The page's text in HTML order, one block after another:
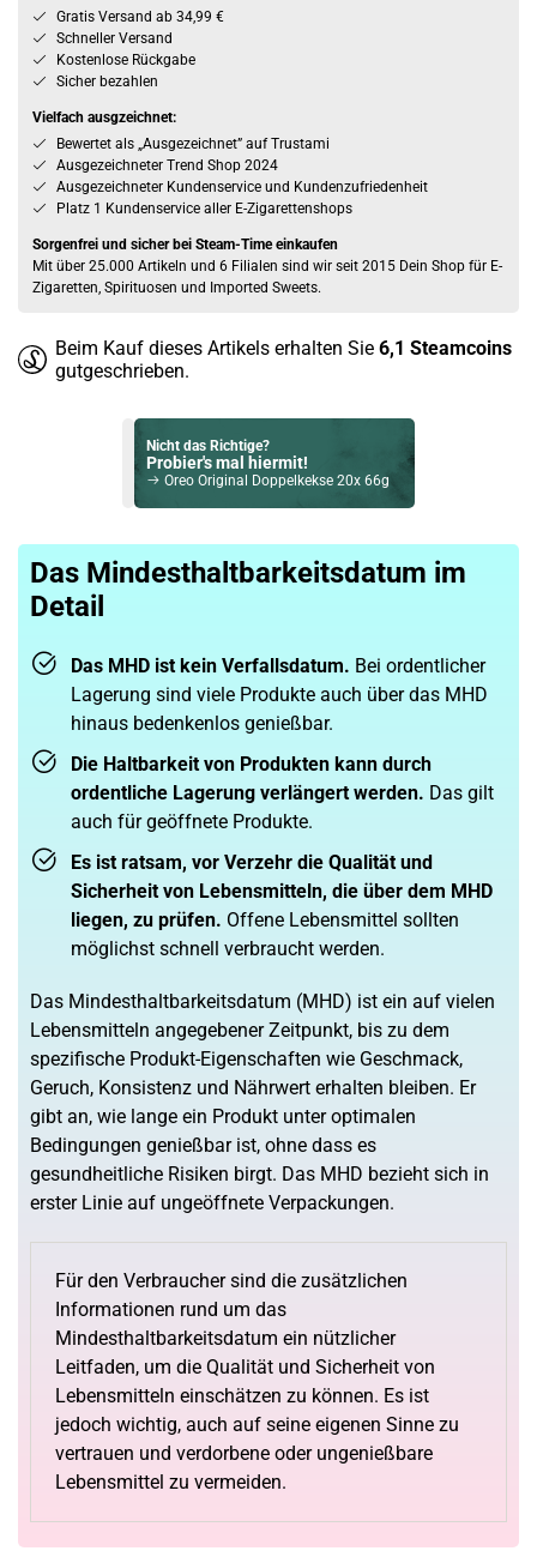
Gratis Versand ab 34,99 €
Schneller Versand
Kostenlose Rückgabe
Sicher bezahlen
Vielfach ausgzeichnet:
Bewertet als „Ausgezeichnet” auf Trustami
Ausgezeichneter Trend Shop 2024
Ausgezeichneter Kundenservice und Kundenzufriedenheit
Platz 1 Kundenservice aller E-Zigarettenshops
Sorgenfrei und sicher bei Steam-Time einkaufen
Mit über 25.000 Artikeln und 6 Filialen sind wir seit 2015 Dein Shop für E-
Zigaretten, Spirituosen und Imported Sweets.
Beim Kauf dieses Artikels erhalten Sie 6,1 Steamcoins
gutgeschrieben.
Nicht das Richtige?
Probier's mal hiermit!
Oreo Original Doppelkekse 20x 66g
Coca Cola Zero Erfrischungsgetränk 330ml
OneVape Air MOD 60 1500mAh 6,0ml Pod Kit Rot
Das Mindesthaltbarkeitsdatum im
Detail
Das MHD ist kein Verfallsdatum. Bei ordentlicher
Lagerung sind viele Produkte auch über das MHD
hinaus bedenkenlos genießbar.
Die Haltbarkeit von Produkten kann durch
ordentliche Lagerung verlängert werden. Das gilt
auch für geöffnete Produkte.
Es ist ratsam, vor Verzehr die Qualität und
Sicherheit von Lebensmitteln, die über dem MHD
liegen, zu prüfen. Offene Lebensmittel sollten
möglichst schnell verbraucht werden.
Das Mindesthaltbarkeitsdatum (MHD) ist ein auf vielen
Lebensmitteln angegebener Zeitpunkt, bis zu dem
spezifische Produkt-Eigenschaften wie Geschmack,
Geruch, Konsistenz und Nährwert erhalten bleiben. Er
gibt an, wie lange ein Produkt unter optimalen
Bedingungen genießbar ist, ohne dass es
gesundheitliche Risiken birgt. Das MHD bezieht sich in
erster Linie auf ungeöffnete Verpackungen.
Für den Verbraucher sind die zusätzlichen
Informationen rund um das
Mindesthaltbarkeitsdatum ein nützlicher
Leitfaden, um die Qualität und Sicherheit von
Lebensmitteln einschätzen zu können. Es ist
jedoch wichtig, auch auf seine eigenen Sinne zu
vertrauen und verdorbene oder ungenießbare
Lebensmittel zu vermeiden.